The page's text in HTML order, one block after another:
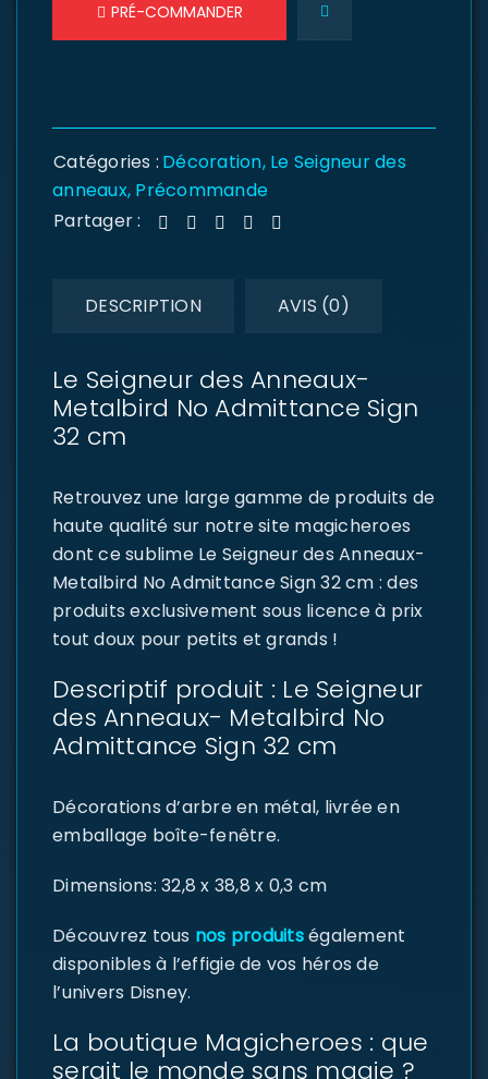
PRÉ-COMMANDER
Catégories : Décoration, Le Seigneur des
anneaux, Précommande
Partager :
DESCRIPTION AVIS (0)
Le Seigneur des Anneaux-
Metalbird No Admittance Sign
32 cm
Retrouvez une large gamme de produits de
haute qualité sur notre site magicheroes
dont ce sublime Le Seigneur des Anneaux-
Metalbird No Admittance Sign 32 cm : des
produits exclusivement sous licence à prix
tout doux pour petits et grands !
Descriptif produit : Le Seigneur
des Anneaux- Metalbird No
Admittance Sign 32 cm
Décorations d’arbre en métal, livrée en
emballage boîte-fenêtre.
Dimensions: 32,8 x 38,8 x 0,3 cm
Découvrez tous nos produitségalement
disponibles à l’effigie de vos héros de
l’univers Disney.
La boutique Magicheroes : que
serait le monde sans magie ?